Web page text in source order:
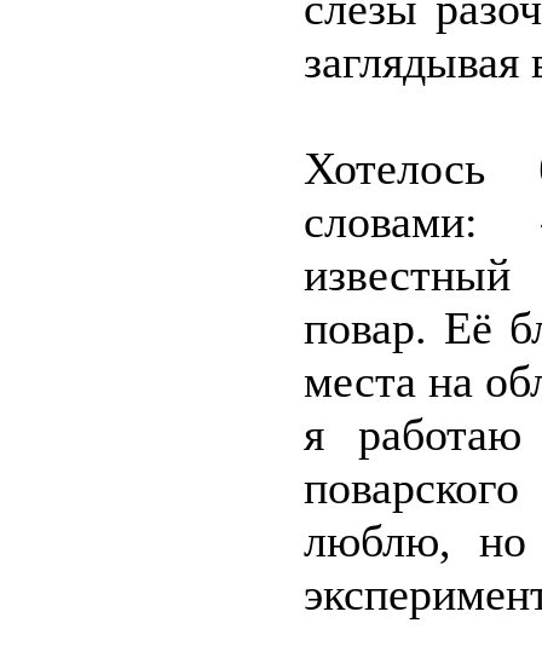
Хотелось
словами:
повар. Её
места на
я
люблю, но